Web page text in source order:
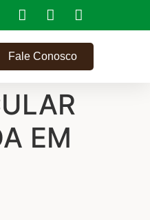
Fale Conosco
EM